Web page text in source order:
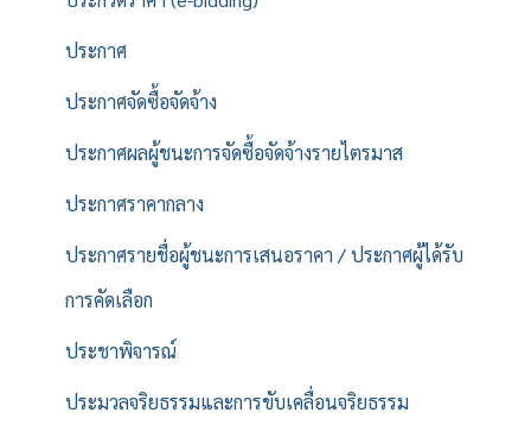
ประกาศ
ประกาศจัดซื้อจัดจ้าง
ประกาศผลผู้ชนะการจัดซื้อจัดจ้างรายไตรมาส
ประกาศราคากลาง
ประกาศรายชื่อผู้ชนะการเสนอราคา / ประกาศผู้ได้รับ
การคัดเลือก
ประชาพิจารณ์
ประมวลจริยธรรมและการขับเคลื่อนจริยธรรม